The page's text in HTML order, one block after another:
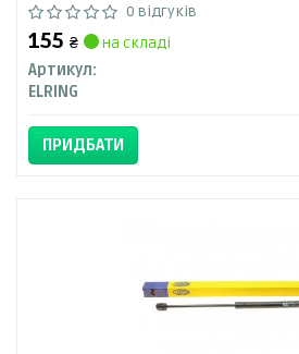
0 відгуків
155 ₴
на складі
Артикул:
ELRING
ПРИДБАТИ